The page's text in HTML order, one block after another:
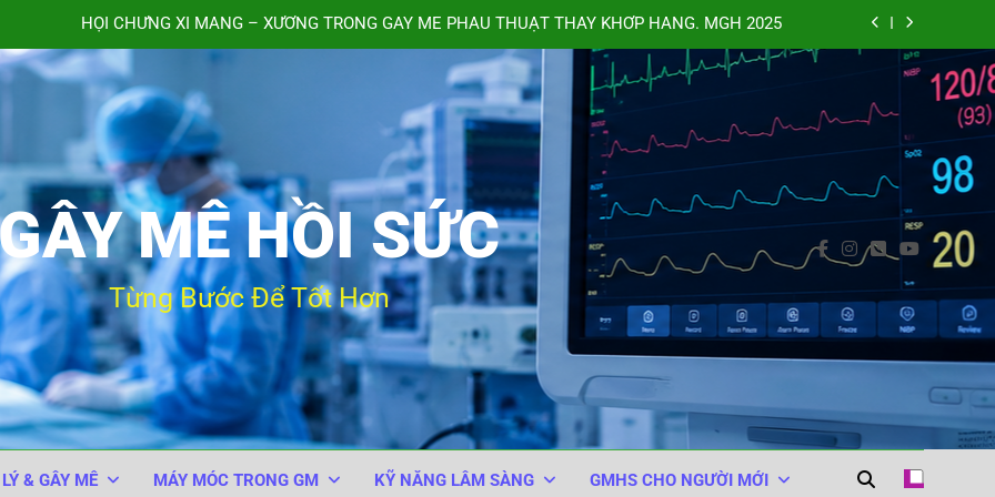
HỘI CHỨNG XI MĂNG – XƯƠNG TRONG GÂY MÊ PHẪU THUẬT THAY KHỚP HÁNG. MGH 2025
TIÊM NHẦM ACID TRANEXAMIC VÀO TỦY SỐNG. BARASH 2025
QUY TRÌNH THEO DÕI BỆNH NHÂN TRONG PHẪU THUẬT. MGH 2025
Bảng kiểm An toàn Phẫu thuật của Tổ chức Y tế Thế giới (WHO Surgical Safety Checklist 2008)
HỘI CHỨNG XI MĂNG – XƯƠNG TRONG GÂY MÊ PHẪU THUẬT THAY KHỚP HÁNG. MGH 2025
TIÊM NHẦM ACID TRANEXAMIC VÀO TỦY SỐNG. BARASH 2025
QUY TRÌNH THEO DÕI BỆNH NHÂN TRONG PHẪU THUẬT. MGH 2025
MÊ HỒI SỨC
Từng Bước Để Tốt Hơn
& GÂY MÊ MÁY MÓC TRONG GM KỸ NĂNG LÂM SÀNG GMHS CHO NGƯỜI MỚI